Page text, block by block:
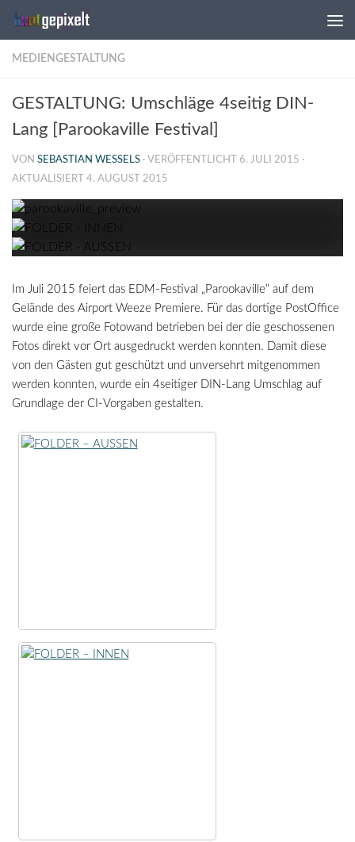
Zum Inhalt springen
MEDIENGESTALTUNG
GESTALTUNG: Umschläge 4seitig DIN-
Lang [Parookaville Festival]
VON SEBASTIAN WESSELS · VERÖFFENTLICHT 6. JULI 2015 ·
AKTUALISIERT 4. AUGUST 2015
Im Juli 2015 feiert das EDM-Festival „Parookaville“ auf dem
Gelände des Airport Weeze Premiere. Für das dortige PostOffice
wurde eine große Fotowand betrieben bei der die geschossenen
Fotos direkt vor Ort ausgedruckt werden konnten. Damit diese
von den Gästen gut geschützt und unversehrt mitgenommen
werden konnten, wurde ein 4seitiger DIN-Lang Umschlag auf
Grundlage der CI-Vorgaben gestalten.